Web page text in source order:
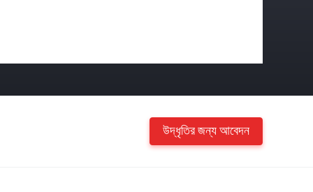
উদ্ধৃতির জন্য আবেদন